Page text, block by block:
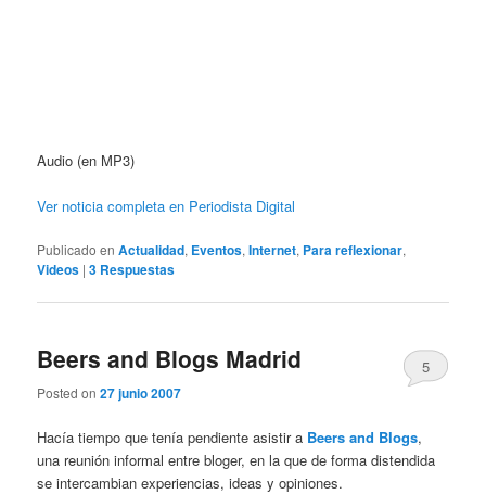
Audio (en MP3)
Ver noticia completa en Periodista Digital
Publicado en Actualidad, Eventos,Internet, Para reflexionar,
Videos |3 Respuestas
Beers and Blogs Madrid
Posted on27 junio 2007
5
Hacía tiempo que tenía pendiente asistir a Beers and Blogs,
una reunión informal entre bloger, en la que de forma distendida
se intercambian experiencias, ideas y opiniones.